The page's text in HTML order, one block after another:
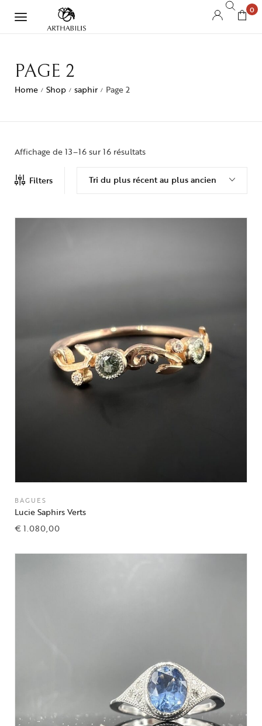
0
PAGE 2
Home / Shop / saphir / Page 2
Affichage de 13–16 sur 16 résultats
Filters Tri du plus récent au plus ancien
BAGUES
Lucie Saphirs Verts
€1.080,00